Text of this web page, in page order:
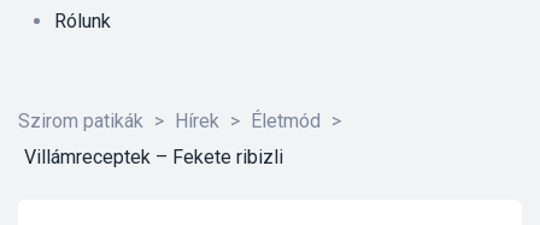
Rólunk
Szirom patikák > Hírek > Életmód >
Villámreceptek – Fekete ribizli